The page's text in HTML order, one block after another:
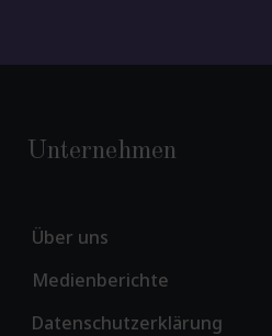
Unternehmen
Über uns
Medienberichte
Datenschutzerklärung